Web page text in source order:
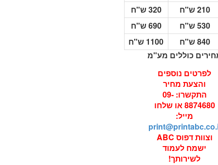
210 ש"ח
320 ש"ח
530 ש"ח
690 ש"ח
840 ש"ח
1100 ש"ח
כוללים מע"מ
לפרטים נוספים
והצעת מחיר
התקשרו: 09-
8874680 או שלחו
מייל:
וצוות דפוס ABC
ישמח לעמוד
לשירותך!